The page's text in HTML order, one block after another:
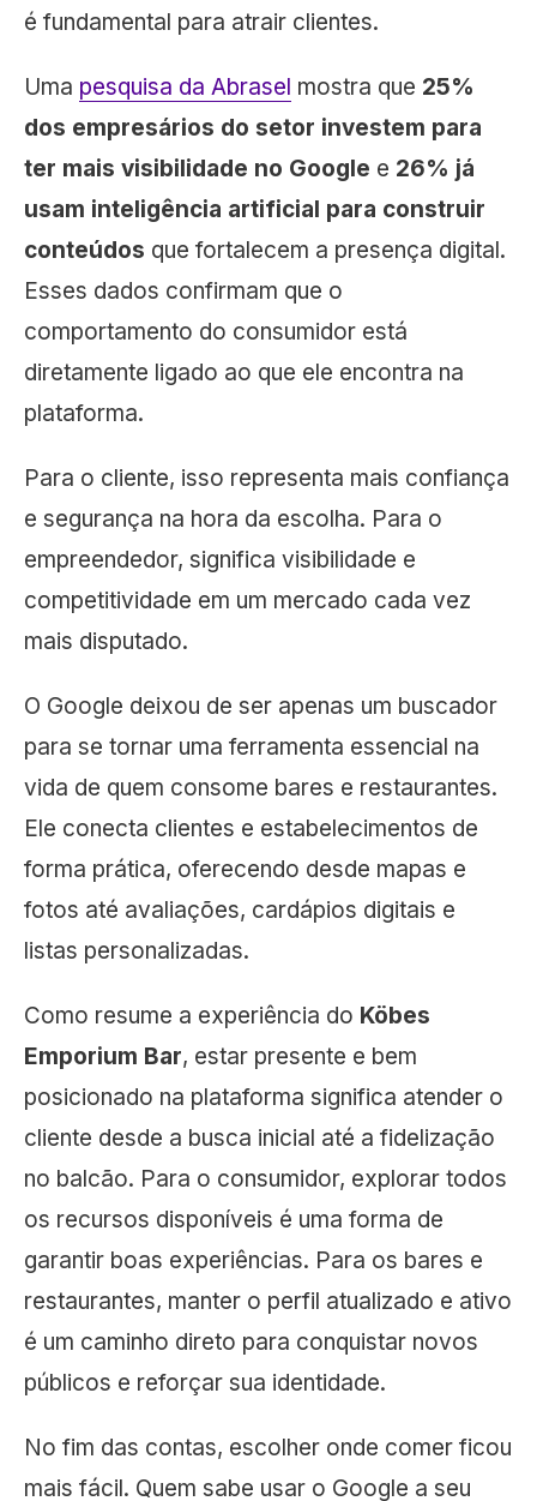
é fundamental para atrair clientes.
Uma pesquisa da Abrasel mostra que 25%
dos empresários do setor investem para
ter mais visibilidade no Google e 26% já
usam inteligência artificial para construir
conteúdos que fortalecem a presença digital.
Esses dados confirmam que o
comportamento do consumidor está
diretamente ligado ao que ele encontra na
plataforma.
Para o cliente, isso representa mais confiança
e segurança na hora da escolha. Para o
empreendedor, significa visibilidade e
competitividade em um mercado cada vez
mais disputado.
O Google deixou de ser apenas um buscador
para se tornar uma ferramenta essencial na
vida de quem consome bares e restaurantes.
Ele conecta clientes e estabelecimentos de
forma prática, oferecendo desde mapas e
fotos até avaliações, cardápios digitais e
listas personalizadas.
Como resume a experiência do Köbes
Emporium Bar, estar presente e bem
posicionado na plataforma significa atender o
cliente desde a busca inicial até a fidelização
no balcão. Para o consumidor, explorar todos
os recursos disponíveis é uma forma de
garantir boas experiências. Para os bares e
restaurantes, manter o perfil atualizado e ativo
é um caminho direto para conquistar novos
públicos e reforçar sua identidade.
No fim das contas, escolher onde comer ficou
mais fácil. Quem sabe usar o Google a seu